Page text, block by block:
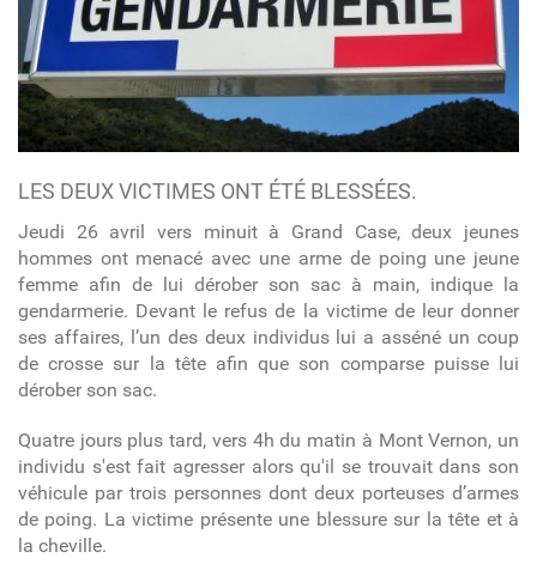
LES DEUX VICTIMES ONT ÉTÉ BLESSÉES.
Jeudi 26 avril vers minuit à Grand Case, deux jeunes
hommes ont menacé avec une arme de poing une jeune
femme afin de lui dérober son sac à main, indique la
gendarmerie. Devant le refus de la victime de leur donner
ses affaires, l’un des deux individus lui a asséné un coup
de crosse sur la tête afin que son comparse puisse lui
dérober son sac.
Quatre jours plus tard, vers 4h du matin à Mont Vernon, un
individu s'est fait agresser alors qu'il se trouvait dans son
véhicule par trois personnes dont deux porteuses d’armes
de poing. La victime présente une blessure sur la tête et à
la cheville.